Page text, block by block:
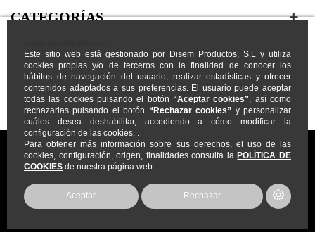
Este sitio web está gestionado por Disem Productos, S.L y utiliza
cookies propias y/o de terceros con la finalidad de conocer los
hábitos de navegación del usuario, realizar estadísticas y ofrecer
contenidos adaptados a sus preferencias. El usuario puede aceptar
todas las cookies pulsando el botón “Aceptar cookies”
, así como
rechazarlas pulsando el botón “Rechazar cookies” y personalizar
cuáles desea deshabilitar, accediendo a cómo modificar la
configuración de las cookies. .
Para obtener más información sobre sus derechos, el uso de las
cookies, configuración, origen, finalidades consulta laPOLÍTICA DE
COOKIES de nuestra página web.
Aceptar Rechazar
CATEGORÍAS
MI CUENTA
NOSOTROS
Prodisem2026© Todos los Derechos Reservados